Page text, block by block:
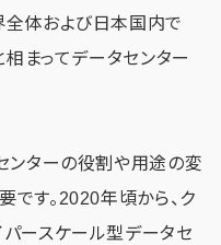
全体および日本国内で
相まってデータセンター
ンターの役割や用途の変
す。2020年頃から、ク
ースケール型データセ